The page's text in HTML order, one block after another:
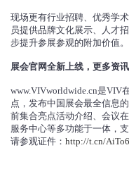
现场更有行业招聘、优秀学
员提供品牌文化展示、人才
步提升参展参观的附加价值。
展会官网全新上线，更多资
www.VIVworldwide.cn是VIV
点，发布中国展会最全信息
前集合亮点活动介绍、会议
服务中心等多功能于一体，
请参观证件： http://t.cn/